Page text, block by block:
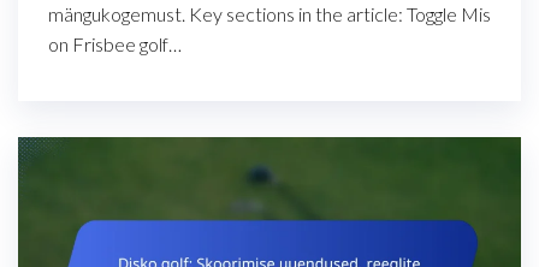
mängukogemust. Key sections in the article: Toggle Mis
on Frisbee golf…